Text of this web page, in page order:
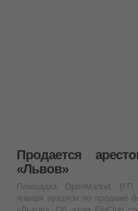
Продается
«Львов»
Площадка OpenMarket
января аукцион по продаже